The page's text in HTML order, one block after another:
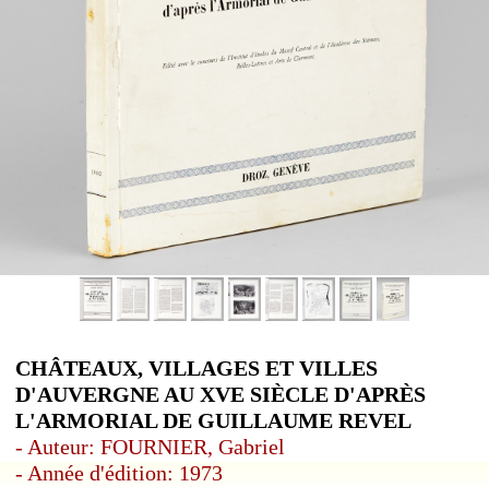
CHÂTEAUX, VILLAGES ET VILLES
D'AUVERGNE AU XVE SIÈCLE D'APRÈS
L'ARMORIAL DE GUILLAUME REVEL
- Auteur: FOURNIER, Gabriel
- Année d'édition: 1973